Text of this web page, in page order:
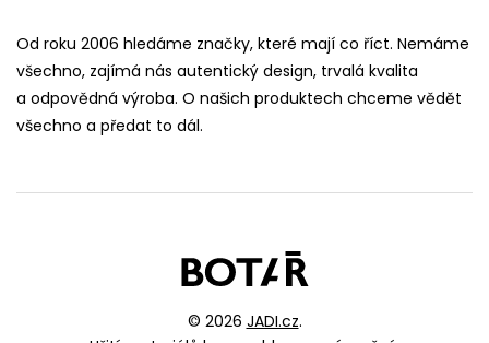
Od roku 2006 hledáme značky, které mají co říct. Nemáme
všechno, zajímá nás autentický design, trvalá kvalita
a odpovědná výroba. O našich produktech chceme vědět
všechno a předat to dál.
© 2026 JADI.cz.